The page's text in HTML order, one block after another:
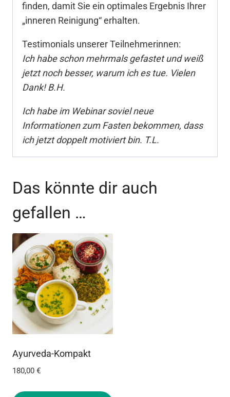
finden, damit Sie ein optimales Ergebnis Ihrer
„inneren Reinigung“ erhalten.
Testimonials unserer Teilnehmerinnen:
Ich habe schon mehrmals gefastet und weiß
jetzt noch besser, warum ich es tue. Vielen
Dank! B.H.
Ich habe im Webinar soviel neue
Informationen zum Fasten bekommen, dass
ich jetzt doppelt motiviert bin. T.L.
Das könnte dir auch
gefallen …
Ayurveda-Kompakt
180,00 €